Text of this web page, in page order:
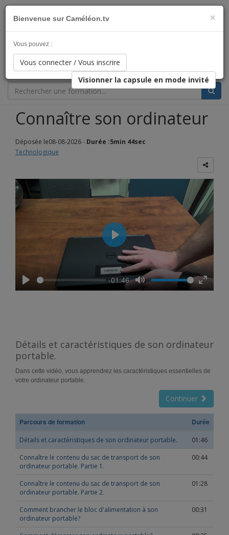
L'éducation qui s'adapte à votre rythme !
Catégorie
Clientèle Cible
Connaître son ordinateur
Déposée le08-08-2026 - Durée :5min 44sec
Technologique
Play
-01:46
Mute
Enter
Play
Détails et caractéristiques de son ordinateur
portable.
Dans cette vidéo, vous apprendrez les caractéristiques essentielles de
votre ordinateur portable.
Continuer
Parcours de formation Durée
Détails et caractéristiques de son ordinateur portable.
01:46
Connaître le contenu du sac de transport de son
ordinateur portable. Partie 1.
00:44
Connaître le contenu du sac de transport de son
ordinateur portable. Partie 2.
01:28
Comment brancher le bloc d'alimentation à son
ordinateur portable?
00:31
×
Bienvenue sur Caméléon.tv
Vous pouvez :
Vous connecter / Vous inscrire
Visionner la capsule en mode invité